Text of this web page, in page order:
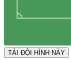
TẢI ĐỘI HÌNH NÀY